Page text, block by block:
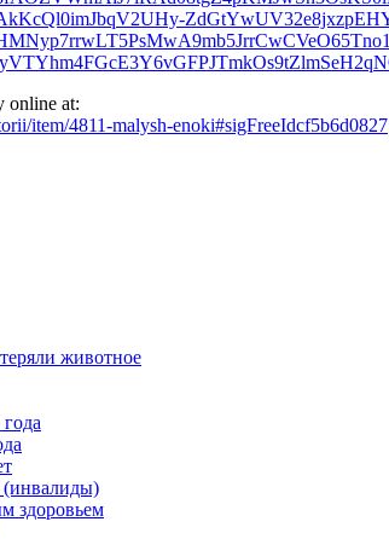
online at:
item/4811-malysh-enoki#sigFreeIdcf5b6d0827
животное
здоровьем